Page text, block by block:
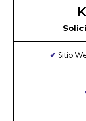
✔ Sitio